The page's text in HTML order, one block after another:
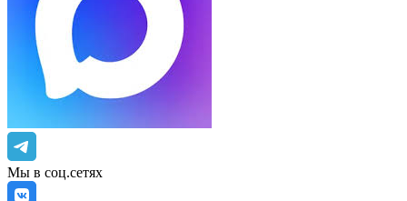
Мы в соц.сетях